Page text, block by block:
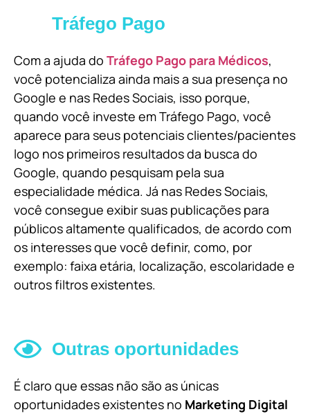
Tráfego Pago
Com a ajuda do Tráfego Pago para Médicos,
você potencializa ainda mais a sua presença no
Google e nas Redes Sociais, isso porque,
quando você investe em Tráfego Pago, você
aparece para seus potenciais clientes/pacientes
logo nos primeiros resultados da busca do
Google, quando pesquisam pela sua
especialidade médica. Já nas Redes Sociais,
você consegue exibir suas publicações para
públicos altamente qualificados, de acordo com
os interesses que você definir, como, por
exemplo: faixa etária, localização, escolaridade e
outros filtros existentes.
Outras oportunidades
É claro que essas não são as únicas
oportunidades existentes no Marketing Digital